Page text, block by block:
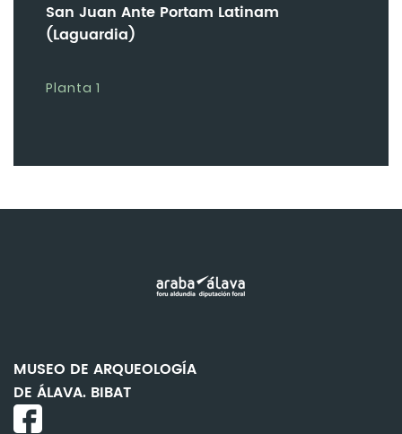
San Juan Ante Portam Latinam
(Laguardia)
Planta 1
MUSEO DE ARQUEOLOGÍA
DE ÁLAVA. BIBAT